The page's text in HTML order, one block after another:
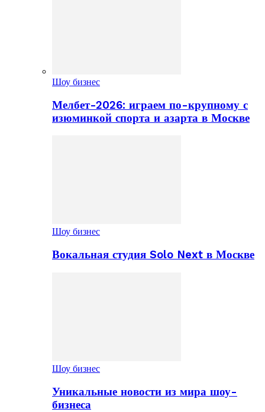
Шоу бизнес
Мелбет-2026: играем по-крупному с
изюминкой спорта и азарта в Москве
Шоу бизнес
Вокальная студия Solo Next в Москве
Шоу бизнес
Уникальные новости из мира шоу-
бизнеса